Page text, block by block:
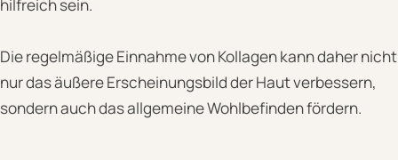
hilfreich sein.
Die regelmäßige Einnahme von Kollagen kann daher nicht
nur das äußere Erscheinungsbild der Haut verbessern,
sondern auch das allgemeine Wohlbefinden fördern.